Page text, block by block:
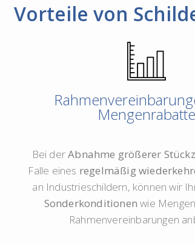
Vorteile von
Mengenrabatte
Bei derAbnahme größerer
Falle eines regelmäßig
an Industrieschildern, können wir
Sonderkonditionen wie
Rahmenvereinbarungen